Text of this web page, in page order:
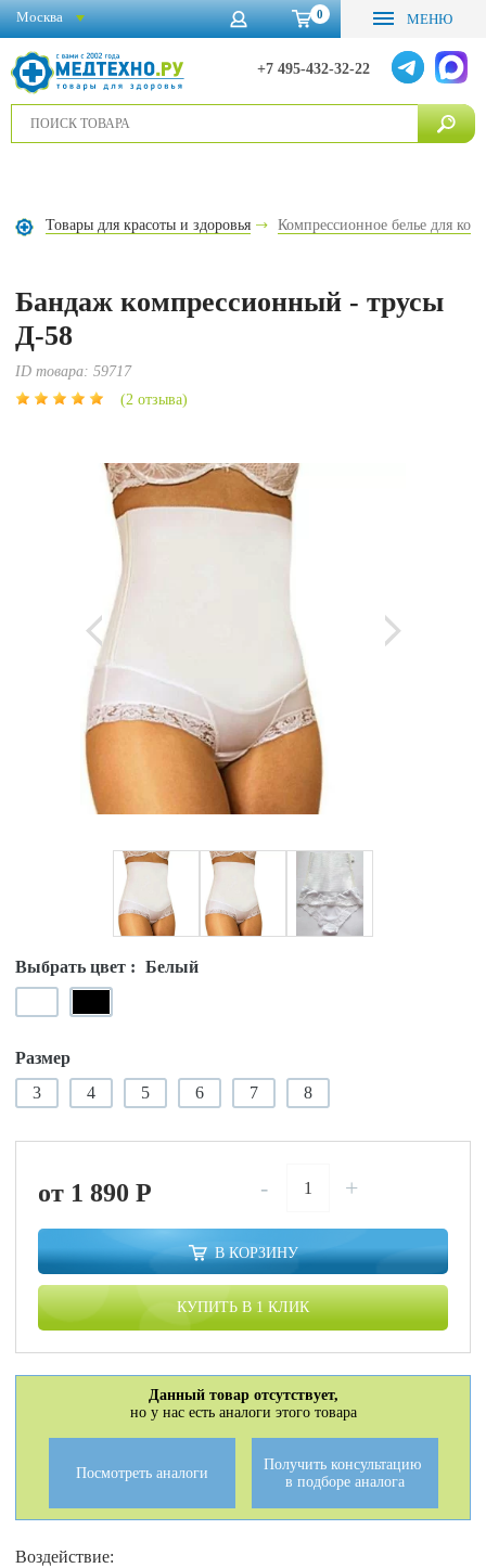
0 МЕНЮ
+7 495-432-32-22
Москва
Товары для красоты и здоровья Компрессионное белье для
Бандаж компрессионный - трусы
Д-58
ID товара:59717
(2 отзыва)
Выбрать цвет : Белый
Размер
3
4 5 6 8
7
от 1 890P - +
В КОРЗИНУ
КУПИТЬ В 1 КЛИК
Данный товар отсутствует,
но у нас есть аналоги этого товара
Посмотреть аналоги
Получить консультацию
в подборе аналога
Воздействие: